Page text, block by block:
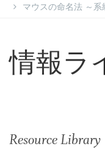
マウスの命名法 ～系
情報ラ
Resource Library